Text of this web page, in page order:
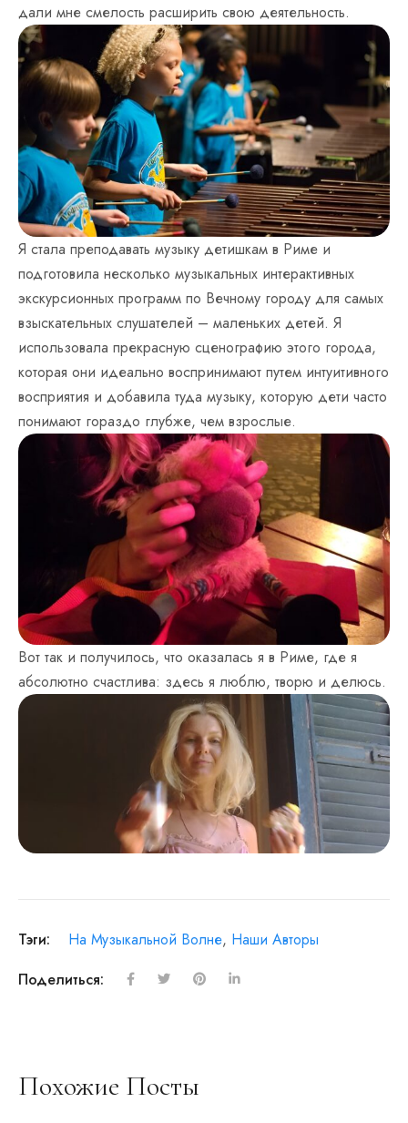
дали мне смелость расширить свою деятельность.
Я стала преподавать музыку детишкам в Риме и
подготовила несколько музыкальных интерактивных
экскурсионных программ по Вечному городу для самых
взыскательных слушателей – маленьких детей. Я
использовала прекрасную сценографию этого города,
которая они идеально воспринимают путем интуитивного
восприятия и добавила туда музыку, которую дети часто
понимают гораздо глубже, чем взрослые.
Вот так и получилось, что оказалась я в Риме, где я
абсолютно счастлива: здесь я люблю, творю и делюсь.
Тэги: На Музыкальной Волне, Наши Авторы
Поделиться:
Похожие Посты